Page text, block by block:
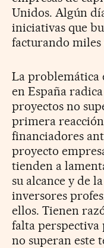
Unidos. Algún
iniciativas que
facturando
La problemática
en España
proyectos no
primera
financiadores
proyecto
tienden a
su alcance y de
inversores
ellos. Tienen
falta perspectiva
no superan este